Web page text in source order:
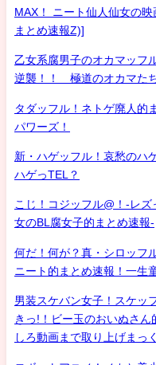
MAX！ ニート仙人仙女の
まとめ速報Z)]
乙女系腐男子のオカマッ
逆襲！！ 極道のオカマた
タダッフル！ネトゲ廃人的
パワーズ！
新・ハゲッフル！哀愁のハ
ハゲっTEL？
こじ！コジッフル@！-レ
女のBL腐女子的まとめ速報-
何だ！何が？真・シロッ
ニート的まとめ速報！一生
男装スケバン女子！スケッ
きっ!！ビー玉のおいぬさ
しろ動画まで取り上げまっ